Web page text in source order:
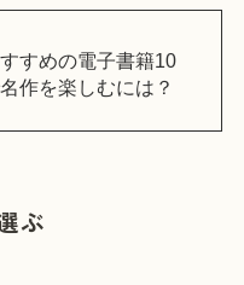
すめの電子書籍10
作を楽しむには？
ぶ